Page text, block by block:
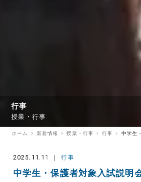
行事
授業・行事
ホーム 新着情報 授業・行事 行事 中学生
2025.11.11 行事
中学生・保護者対象入試説明